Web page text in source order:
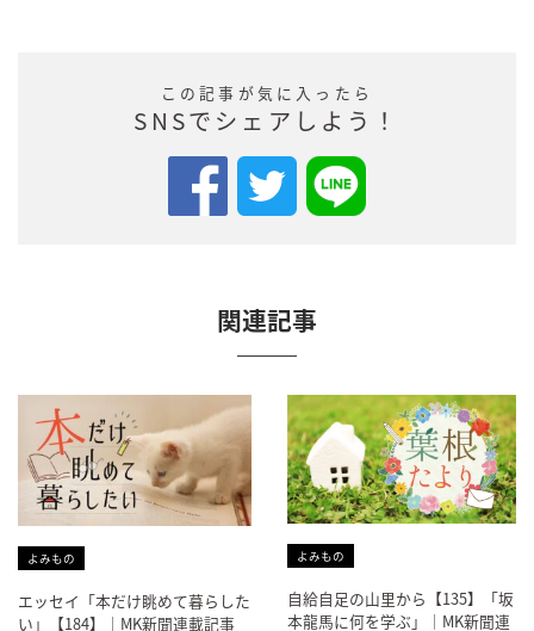
この記事が気に入ったら
SNSでシェアしよう！
関連記事
よみもの
エッセイ「本だけ眺めて暮らした
い」【184】｜MK新聞連載記事
よみもの
自給自足の山里から【135】「坂
本龍馬に何を学ぶ」｜MK新聞連